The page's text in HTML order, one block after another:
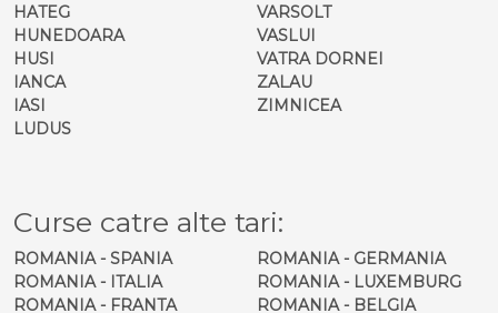
HATEG
HUNEDOARA
HUSI
IANCA
IASI
LUDUS
VARSOLT
VASLUI
VATRA DORNEI
ZALAU
ZIMNICEA
Curse catre alte tari:
ROMANIA - SPANIA
ROMANIA - ITALIA
ROMANIA - FRANTA
ROMANIA - GERMANIA
ROMANIA - LUXEMBURG
ROMANIA - BELGIA